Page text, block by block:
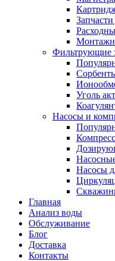
Фильтрующие
Уголь
Насосы и
Насосы
Главная
Анализ воды
Обслуживание
Блог
Доставка
Контакты